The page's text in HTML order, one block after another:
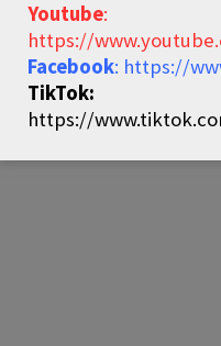
Youtube:
https://
Facebook: https://
TikTok:
https://